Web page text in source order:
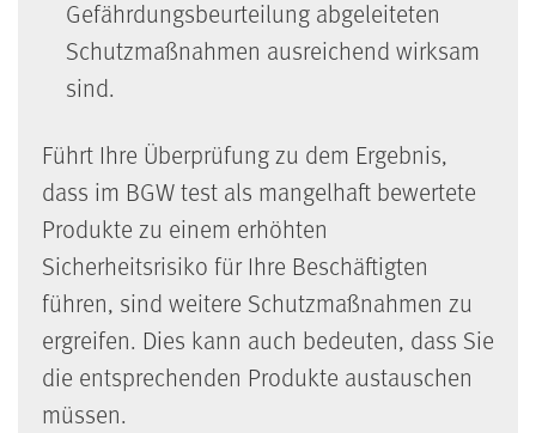
Gefährdungsbeurteilung abgeleiteten
Schutzmaßnahmen ausreichend wirksam
sind.
Führt Ihre Überprüfung zu dem Ergebnis,
dass im BGW test als mangelhaft bewertete
Produkte zu einem erhöhten
Sicherheitsrisiko für Ihre Beschäftigten
führen, sind weitere Schutzmaß­nahmen zu
ergreifen. Dies kann auch bedeuten, dass Sie
die entsprechenden Produkte austauschen
müssen.